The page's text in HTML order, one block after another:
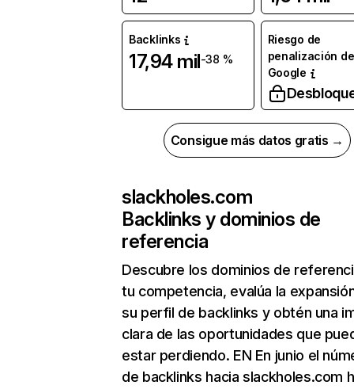
Backlinks
17,94 mil-38 %
Riesgo de
penalización de
Google
Consigue más datos gratis →
slackholes.com
Backlinks y dominios de
referencia
Descubre los dominios de
tu competencia, evalúa la
su perfil de backlinks y obtén una
clara de las oportunidades que
estar perdiendo. EN En junio el
de backlinks hacia slackholes.com